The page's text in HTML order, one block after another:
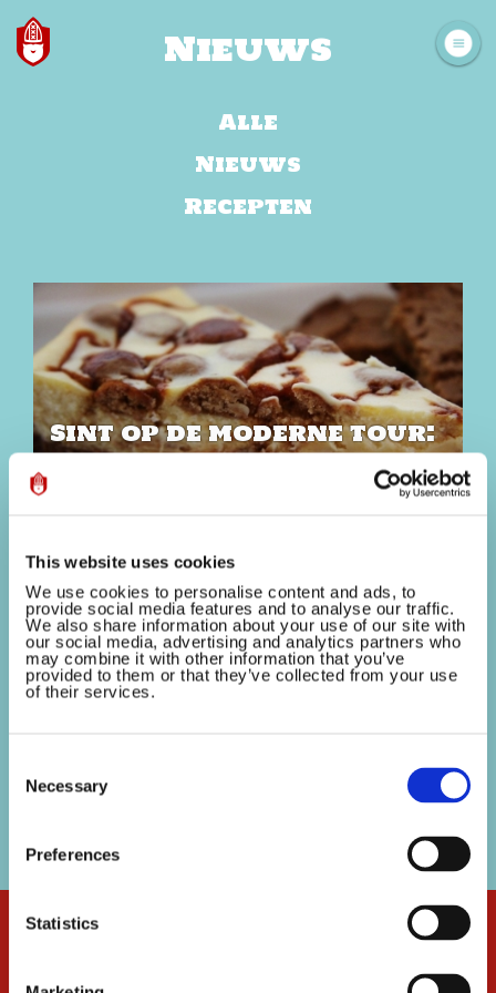
This website uses cookies
We use cookies to personalise content and ads, to
provide social media features and to analyse our traffic.
We also share information about your use of our site with
our social media, advertising and analytics partners who
may combine it with other information that you’ve
provided to them or that they’ve collected from your use
of their services.
Selection
Necessary
Preferences
Statistics
Nieuws
Alle
Nieuws
Recepten
Sint op de moderne tour:
28 October 2024
Wel dol op zoete lekkernijen, maar komen de
marsepein en taaitaai je de oren uit? Dan is deze
heerlijke cheesecake van witte chocolade,
karamel en pepernoten (daar zit hem het sinttintje